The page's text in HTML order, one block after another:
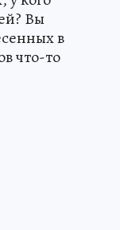
Вы
в
что-то